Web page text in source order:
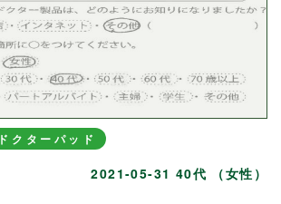
ドクターパッド
2021-05-31 40代 （女性）